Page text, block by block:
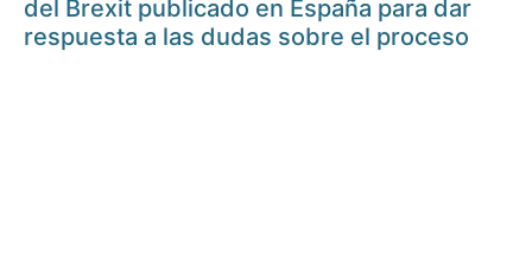
del Brexit publicado en España para dar
respuesta a las dudas sobre el proceso